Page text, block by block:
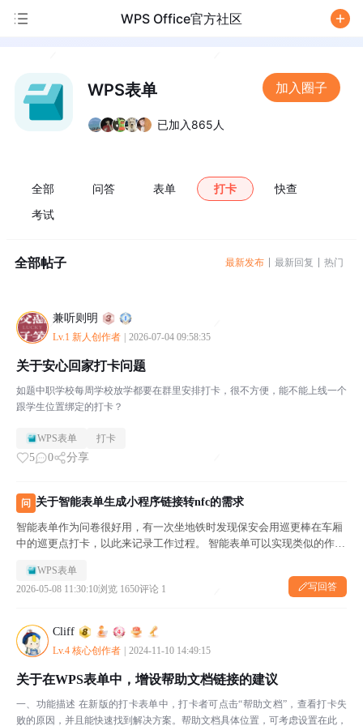
WPS Office官方社区
WPS表单
已加入865人
加入圈子
全部 问答 表单 打卡
快查
考试
全部帖子 最新发布 最新回复 热门
兼听则明
Lv.1 新人创作者 2026-07-04 09:58:35
关于安心回家打卡问题
如题中职学校每周学校放学都要在群里安排打卡，很不方便，能不能上线一个
跟学生位置绑定的打卡？
WPS表单 打卡
5 0 分享
问 关于智能表单生成小程序链接转nfc的需求
智能表单作为问卷很好用，有一次坐地铁时发现保安会用巡更棒在车厢
中的巡更点打卡，以此来记录工作过程。 智能表单可以实现类似的作
为什么要写入nfc——隐藏链接 打卡的目的时要让工作人员到对应的地
方...
WPS表单
2026-05-08 11:30:10浏览 1650评论 1 写回答
Cliff
Lv.4 核心创作者 2024-11-10 14:49:15
关于在WPS表单中，增设帮助文档链接的建议
一、功能描述 在新版的打卡表单中，打卡者可点击“帮助文档”，查看打卡失
败的原因，并且能快速找到解决方案。帮助文档具体位置，可考虑设置在此，